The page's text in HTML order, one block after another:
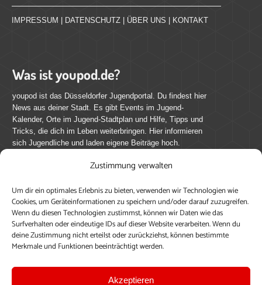
Zustimmung verwalten
Um dir ein optimales Erlebnis zu bieten, verwenden wir Technologien wie
Cookies, um Geräteinformationen zu speichern und/oder darauf zuzugreifen.
Wenn du diesen Technologien zustimmst, können wir Daten wie das
Surfverhalten oder eindeutige IDs auf dieser Website verarbeiten. Wenn du
deine Zustimmung nicht erteilst oder zurückziehst, können bestimmte
Merkmale und Funktionen beeinträchtigt werden.
Akzeptieren
IMPRESSUM DATENSCHUTZ ÜBER UNS KONTAKT
Was ist youpod.de?
youpod ist das Düsseldorfer Jugendportal. Du findest hier
News aus deiner Stadt. Es gibt Events im Jugend-
Kalender, Orte im Jugend-Stadtplan und Hilfe, Tipps und
Tricks, die dich im Leben weiterbringen. Hier informieren
sich Jugendliche und laden eigene Beiträge hoch.
Mach mit bei youpod.de!
youpod.de lebt von Menschen wie dir. Sammel
journalistische Erfahrung, teile deine Perspektive und
veröffentliche deine Beiträge auf youpod.de.Du musst
dich anmelden, um alle Funktionen nutzen zu können, ein
Profil anzulegen, eigene Beiträge hochzuladen und zu
Einloggen